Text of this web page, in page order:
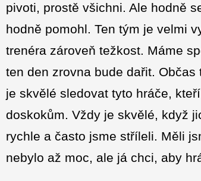
pivoti, prostě všichni. Ale hodně
hodně pomohl. Ten tým je velmi
trenéra zároveň težkost. Máme
ten den zrovna bude dařit.
je skvělé sledovat tyto hráče,
doskokům. Vždy je skvělé, když
rychle a často jsme stříleli. Měli
nebylo až moc, ale já chci, aby